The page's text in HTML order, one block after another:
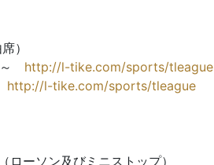
）
http://l-tike.com/sports/tleague
http://l-tike.com/sports/tleague
ーソン及びミニストップ）